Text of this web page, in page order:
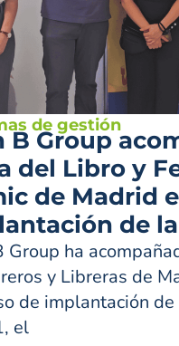
de gestión
B Group
del Libro y
de Madrid
de la
Group ha
y Libreras de
de implantación de
el